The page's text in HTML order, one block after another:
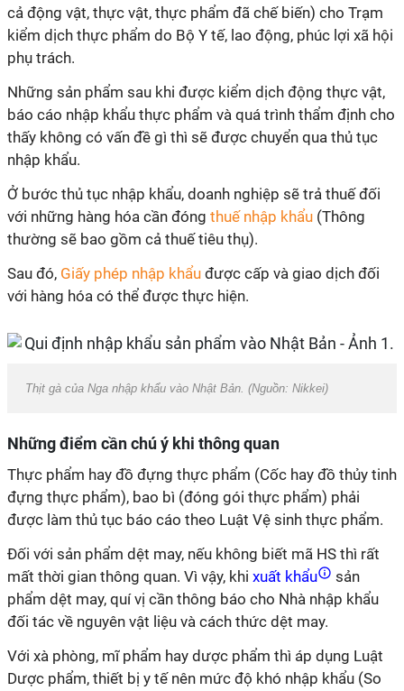
cả động vật, thực vật, thực phẩm đã chế biến) cho Trạm
kiểm dịch thực phẩm do Bộ Y tế, lao động, phúc lợi xã hội
phụ trách.
Những sản phẩm sau khi được kiểm dịch động thực vật,
báo cáo nhập khẩu thực phẩm và quá trình thẩm định cho
thấy không có vấn đề gì thì sẽ được chuyển qua thủ tục
nhập khẩu.
Ở bước thủ tục nhập khẩu, doanh nghiệp sẽ trả thuế đối
với những hàng hóa cần đóng thuế nhập khẩu (Thông
thường sẽ bao gồm cả thuế tiêu thụ).
Sau đó, Giấy phép nhập khẩu được cấp và giao dịch đối
với hàng hóa có thể được thực hiện.
Thịt gà của Nga nhập khẩu vào Nhật Bản. (Nguồn: Nikkei)
Những điểm cần chú ý khi thông quan
Thực phẩm hay đồ đựng thực phẩm (Cốc hay đồ thủy tinh
đựng thực phẩm), bao bì (đóng gói thực phẩm) phải
được làm thủ tục báo cáo theo Luật Vệ sinh thực phẩm.
Đối với sản phẩm dệt may, nếu không biết mã HS thì rất
mất thời gian thông quan. Vì vậy, khi xuất khẩu
sản
phẩm dệt may, quí vị cần thông báo cho Nhà nhập khẩu
đối tác về nguyên vật liệu và cách thức dệt may.
Với xà phòng, mĩ phẩm hay dược phẩm thì áp dụng Luật
Dược phẩm, thiết bị y tế nên mức độ khó nhập khẩu (So